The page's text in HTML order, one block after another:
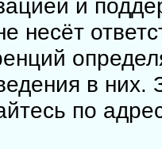
и
несёт
в
по